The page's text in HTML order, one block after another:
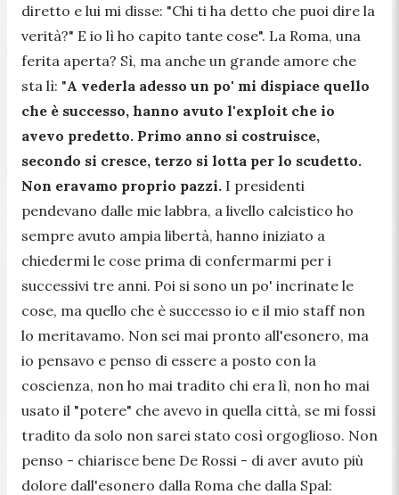
diretto e lui mi disse: "Chi ti ha detto che puoi dire la
verità?" E io lì ho capito tante cose". La Roma, una
ferita aperta? Sì, ma anche un grande amore che
sta lì: "A vederla adesso un po' mi dispiace quello
che è successo, hanno avuto l'exploit che io
avevo predetto. Primo anno si costruisce,
secondo si cresce, terzo si lotta per lo scudetto.
Non eravamo proprio pazzi. I presidenti
pendevano dalle mie labbra, a livello calcistico ho
sempre avuto ampia libertà, hanno iniziato a
chiedermi le cose prima di confermarmi per i
successivi tre anni. Poi si sono un po' incrinate le
cose, ma quello che è successo io e il mio staff non
lo meritavamo. Non sei mai pronto all'esonero, ma
io pensavo e penso di essere a posto con la
coscienza, non ho mai tradito chi era lì, non ho mai
usato il "potere" che avevo in quella città, se mi fossi
tradito da solo non sarei stato così orgoglioso. Non
penso - chiarisce bene De Rossi - di aver avuto più
dolore dall'esonero dalla Roma che dalla Spal: